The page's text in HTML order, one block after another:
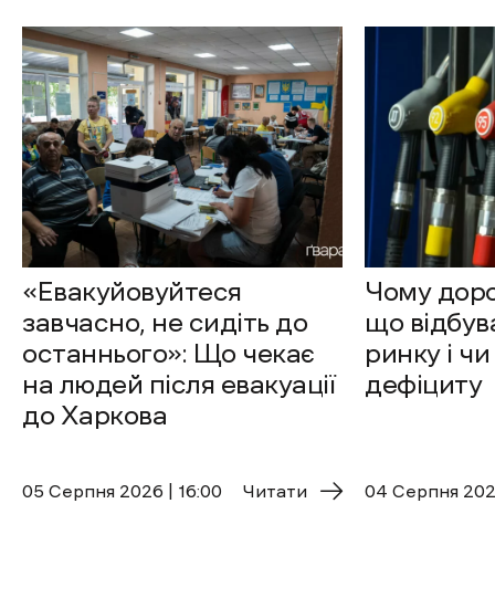
«Евакуйовуйтеся
завчасно, не сидіть до
останнього»: Що чекає
на людей після евакуації
до Харкова
05 Cерпня 2026 | 16:00 Читати
Чому
що
ринку і
дефіциту
04 Cерпня